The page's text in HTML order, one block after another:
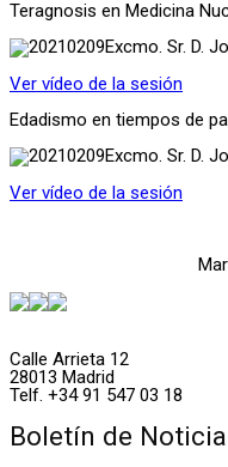
Teragnosis en Medicina
Excmo. Sr. D.
Ver vídeo de la sesión
Edadismo en tiempos de
Excmo. Sr. D.
Ver vídeo de la sesión
Calle Arrieta 12
28013 Madrid
Telf. +34 91 547 03 18
Boletín de